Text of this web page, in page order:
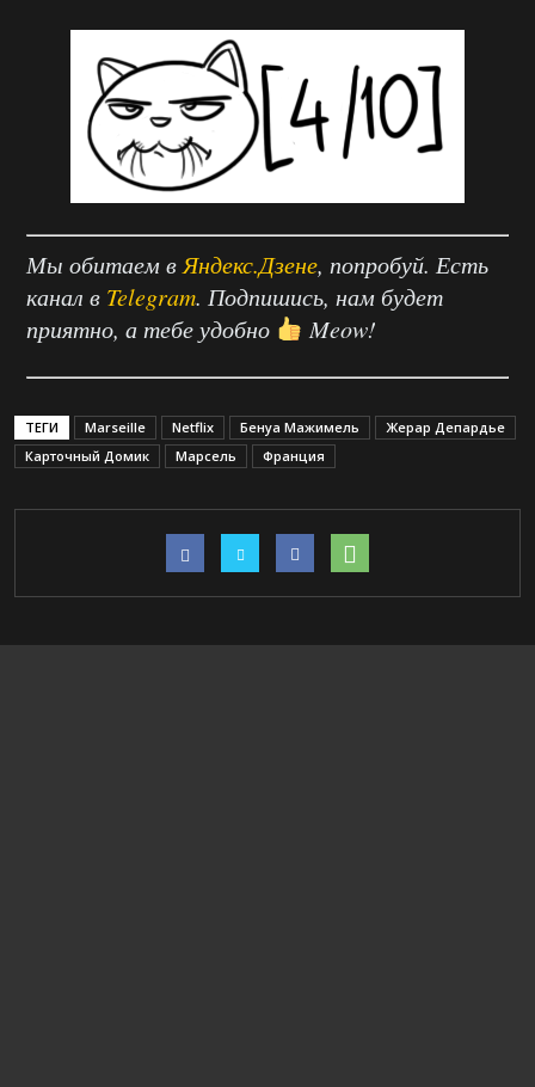
Мы обитаем в Яндекс.Дзене, попробуй. Есть
канал в Telegram. Подпишись, нам будет
приятно, а тебе удобно
Meow!
ТЕГИ Marseille Netflix Бенуа Мажимель
Жерар Депардье
Карточный Домик
Марсель Франция